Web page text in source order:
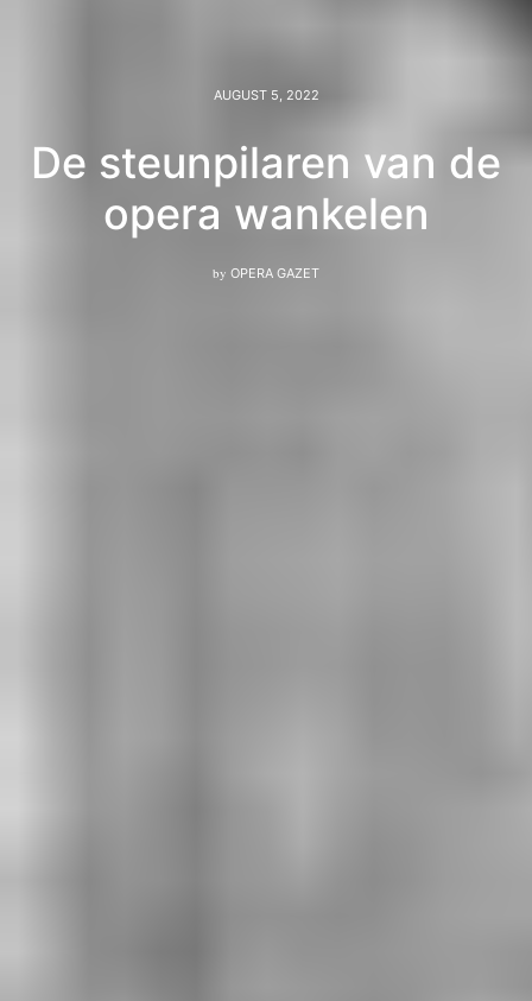
AUGUST 5, 2022
De steunpilaren van de
opera wankelen
by OPERA GAZET